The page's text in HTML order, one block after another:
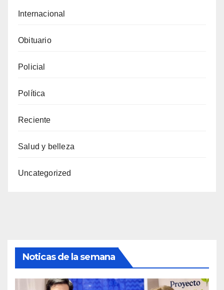
Internacional
Obituario
Policial
Política
Reciente
Salud y belleza
Uncategorized
Noticas de la semana